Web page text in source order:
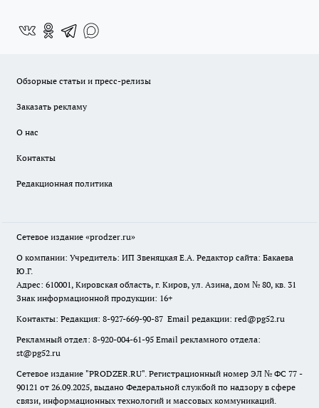
Обзорные статьи и пресс-релизы
Заказать рекламу
О нас
Контакты
Редакционная политика
Сетевое издание «prodzer.ru»
О компании: Учредитель: ИП Звеняцкая Е.А. Редактор сайта: Бакаева
Ю.Г.
Адрес: 610001, Кировская область, г. Киров, ул. Азина, дом № 80, кв. 31
Знак информационной продукции: 16+
Контакты: Редакция: 8-927-669-90-87 Email редакции: red@pg52.ru
Рекламный отдел: 8-920-004-61-95 Email рекламного отдела:
st@pg52.ru
Сетевое издание "PRODZER.RU". Регистрационный номер ЭЛ № ФС 77 -
90121 от 26.09.2025, выдано Федеральной службой по надзору в сфере
связи, информационных технологий и массовых коммуникаций.